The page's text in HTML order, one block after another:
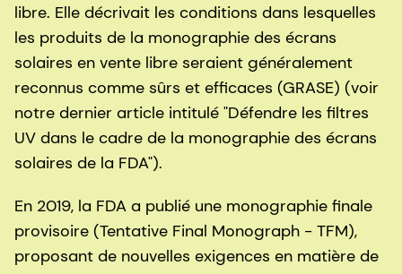
libre. Elle décrivait les conditions dans lesquelles
les produits de la monographie des écrans
solaires en vente libre seraient généralement
reconnus comme sûrs et efficaces (GRASE) (voir
notre dernier article intitulé "Défendre les filtres
UV dans le cadre de la monographie des écrans
solaires de la FDA").
En 2019, la FDA a publié une monographie finale
provisoire (Tentative Final Monograph - TFM),
proposant de nouvelles exigences en matière de